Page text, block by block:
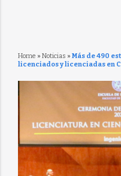
Home » Noticias » Más de 490
licenciados y licenciadas en